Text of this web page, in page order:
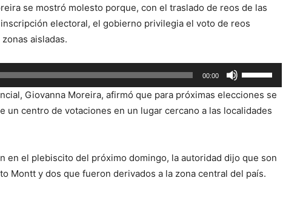
disminuir
el
flecha
arriba/abajo
aumentar
o
disminuir
el
se mostró molesto porque, con el traslado de reos de las
electoral, el gobierno privilegia el voto de reos
aisladas.
00:00
las
teclas
de
para
aumentar
Giovanna Moreira, afirmó que para próximas elecciones se
un centro de votaciones en un lugar cercano a las localidades
en el plebiscito del próximo domingo, la autoridad dijo que son
Montt y dos que fueron derivados a la zona central del país.